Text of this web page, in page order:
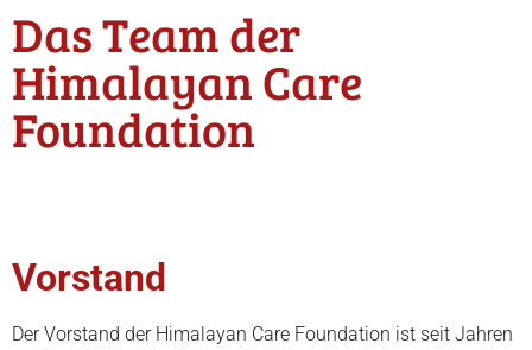
Das Team der
Himalayan Care
Foundation
Vorstand
Der Vorstand der Himalayan Care Foundation ist seit Jahren